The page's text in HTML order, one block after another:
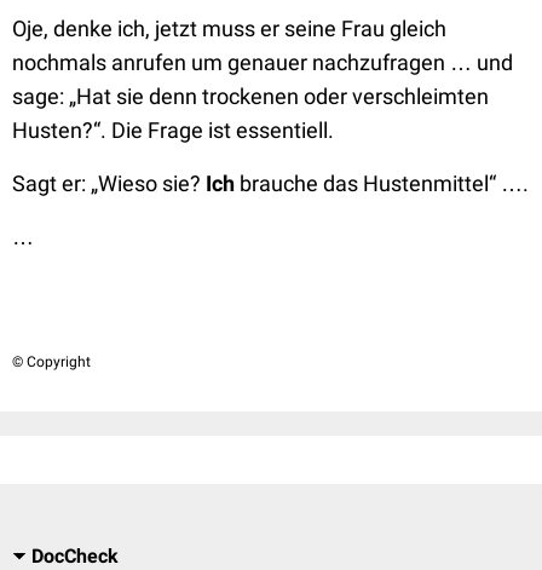
Oje, denke ich, jetzt muss er seine Frau gleich
nochmals anrufen um genauer nachzufragen … und
sage: „Hat sie denn trockenen oder verschleimten
Husten?“. Die Frage ist essentiell.
Sagt er: „Wieso sie? Ich brauche das Hustenmittel“ ….
…
© Copyright
DocCheck